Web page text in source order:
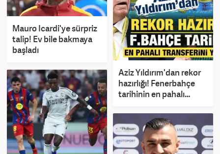
Mauro Icardi'ye sürpriz
talip! Ev bile bakmaya
başladı
Aziz Yıldırım'dan rekor
hazırlığı! Fenerbahçe
tarihinin en pahalı